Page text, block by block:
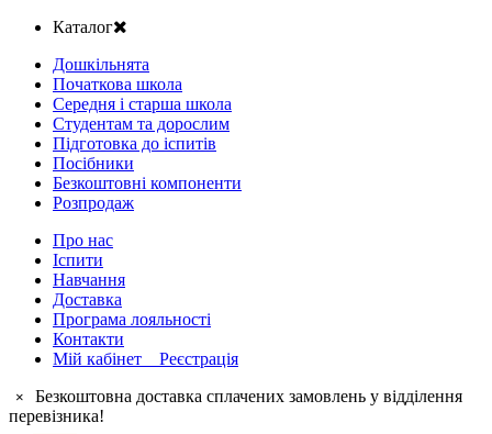
Каталог
Дошкільнята
Початкова школа
Середня і старша школа
Студентам та дорослим
Підготовка до іспитів
Посібники
Безкоштовні компоненти
Розпродаж
Про нас
Іспити
Навчання
Доставка
Програма лояльності
Контакти
Мій кабінет Реєстрація
×
Безкоштовна доставка сплачених замовлень у відділення
перевізника!